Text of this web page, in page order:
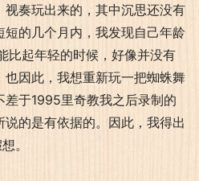
奏玩出来的，其中沉思还没有
的几个月内，我发现自己年龄
比起年轻的时候，好像并没有
因此，我想重新玩一把蜘蛛舞
差于1995里奇教我之后录制的
的是有依据的。因此，我得出
。